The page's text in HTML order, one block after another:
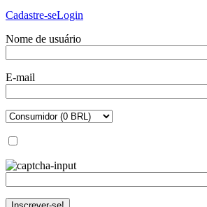
Cadastre-seLogin
Nome de usuário
E-mail